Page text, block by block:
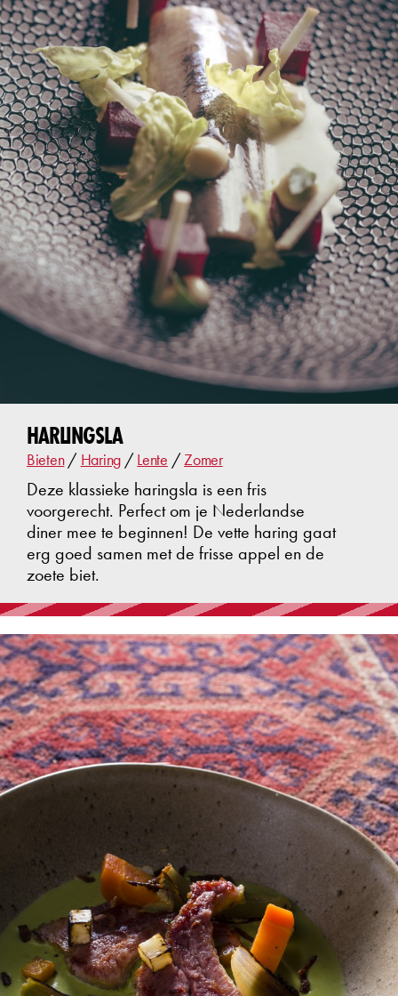
HARLINGSLA
Bieten/ Haring/Lente /Zomer
Deze klassieke haringsla is een fris
voorgerecht. Perfect om je Nederlandse
diner mee te beginnen! De vette haring gaat
erg goed samen met de frisse appel en de
zoete biet.